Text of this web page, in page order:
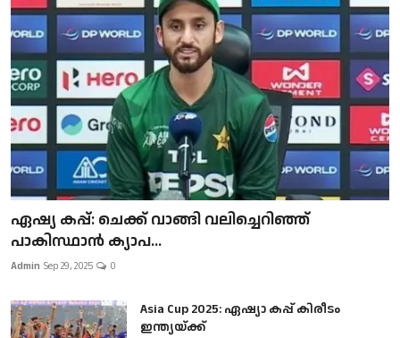
ഏഷ്യ കപ്പ്: ചെക്ക് വാങ്ങി വലിച്ചെറിഞ്ഞ്
പാകിസ്ഥാൻ ക്യാപ...
Admin Sep 29, 2025 0
Asia Cup 2025: ഏഷ്യാ കപ്പ് കിരീടം
ഇന്ത്യയ്ക്ക്